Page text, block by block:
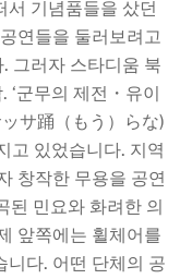
서 기념품들을 샀던
연들을 둘러보려고
그러자 스타디움 북
‘군무의 제전・유이
サ踊（もう）らな)
고 있었습니다. 지역
창작한 무용을 공연
된 민요와 화려한 의
앞쪽에는 휠체어를
니다. 어떤 단체의 공